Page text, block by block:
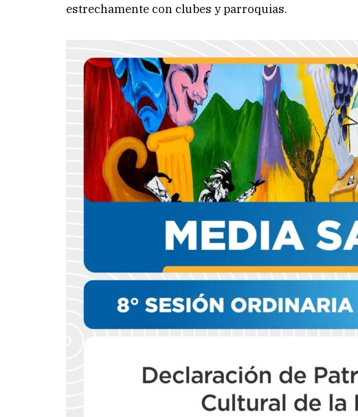
estrechamente con clubes y parroquias.